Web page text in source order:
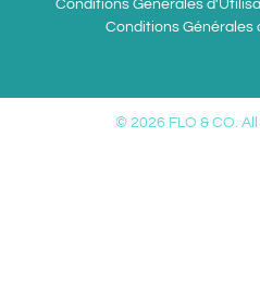
Conditions Générales
Conditions Générales
© 2026 FLO & CO.